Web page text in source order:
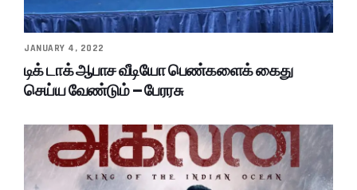
JANUARY 4, 2022
டிக் டாக் ஆபாச வீடியோ பெண்களைக் கைது
செய்ய வேண்டும் – பேரரசு